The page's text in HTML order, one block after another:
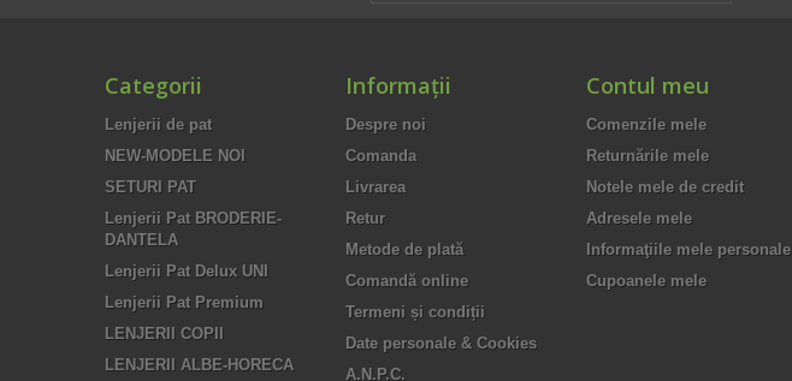
Categorii
Lenjerii de pat
NEW-MODELE NOI
SETURI PAT
Lenjerii Pat BRODERIE-
DANTELA
Lenjerii Pat Delux UNI
Lenjerii Pat Premium
LENJERII COPII
LENJERII ALBE-HORECA
Informaţii
Despre noi
Comanda
Livrarea
Retur
Metode de plată
Comandă online
Termeni și condiții
Date personale & Cookies
A.N.P.C.
Contul meu
Comenzile mele
Returnările mele
Notele mele de credit
Adresele mele
Informaţiile mele personale
Cupoanele mele